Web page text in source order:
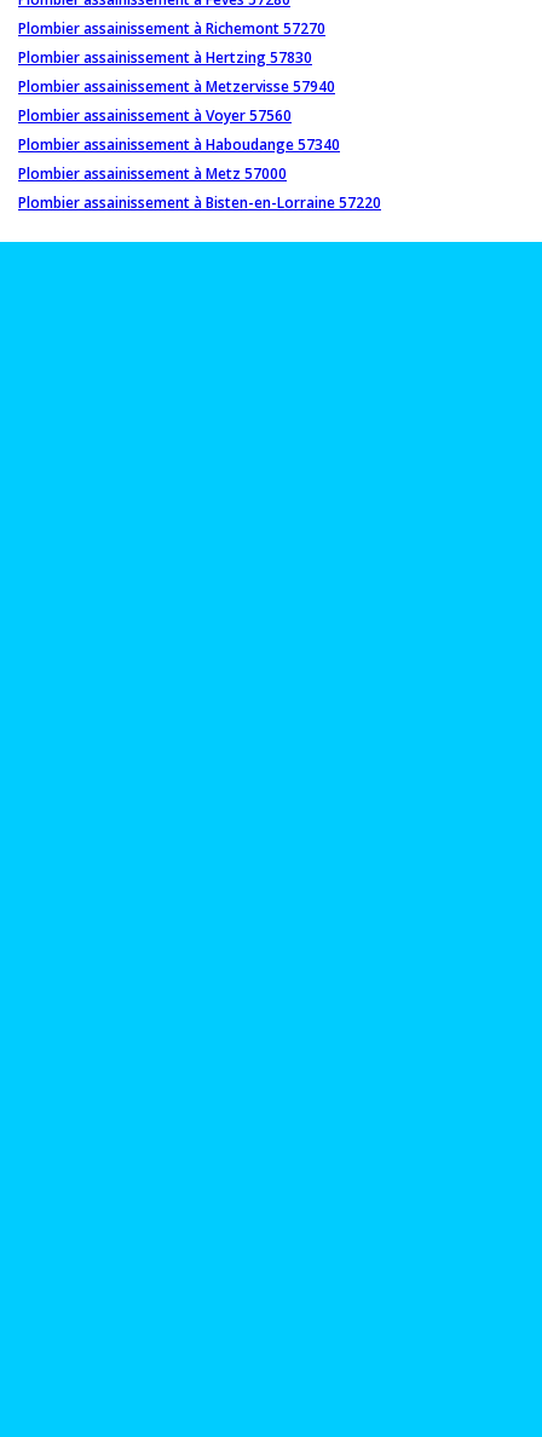
Plombier assainissement à Richemont 57270
Plombier assainissement à Hertzing 57830
Plombier assainissement à Metzervisse 57940
Plombier assainissement à Voyer 57560
Plombier assainissement à Haboudange 57340
Plombier assainissement à Metz 57000
Plombier assainissement à Bisten-en-Lorraine 57220